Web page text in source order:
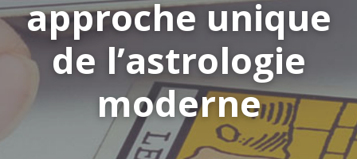
approche unique
de l’astrologie
moderne